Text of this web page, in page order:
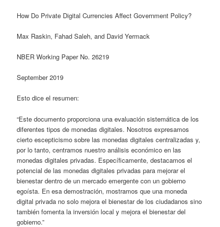
How Do Private Digital Currencies Affect Government Policy?
Max Raskin, Fahad Saleh, and David Yermack
NBER Working Paper No. 26219
September 2019
Esto dice el resumen:
“Este documento proporciona una evaluación sistemática de los
diferentes tipos de monedas digitales. Nosotros expresamos
cierto escepticismo sobre las monedas digitales centralizadas y,
por lo tanto, centramos nuestro análisis económico en las
monedas digitales privadas. Específicamente, destacamos el
potencial de las monedas digitales privadas para mejorar el
bienestar dentro de un mercado emergente con un gobierno
egoísta. En esa demostración, mostramos que una moneda
digital privada no solo mejora el bienestar de los ciudadanos sino
también fomenta la inversión local y mejora el bienestar del
gobierno.”